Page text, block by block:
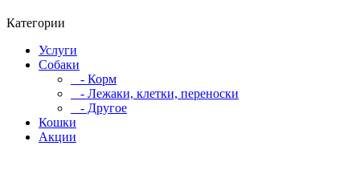
Категории
Услуги
Собаки
- Корм
- Лежаки, клетки, переноски
- Другое
Кошки
Акции